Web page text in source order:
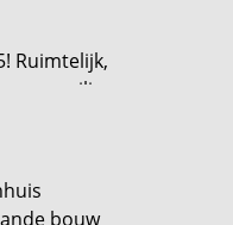
Ruimtelijk,
een veilige
én
detail en een
bouw